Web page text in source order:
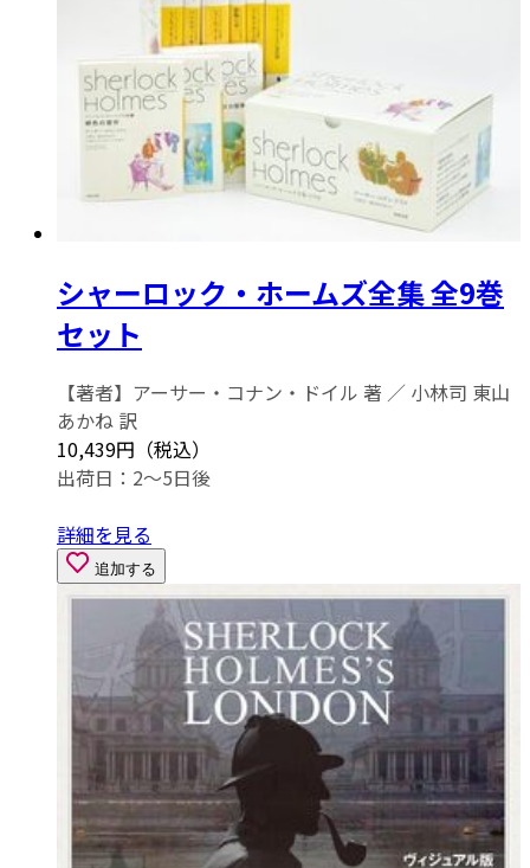
シャーロック・ホームズ全集 全9巻
セット
【著者】アーサー・コナン・ドイル 著 ／ 小林司 東山
あかね 訳
10,439円（税込）
出荷日：2～5日後
詳細を見る
追加する